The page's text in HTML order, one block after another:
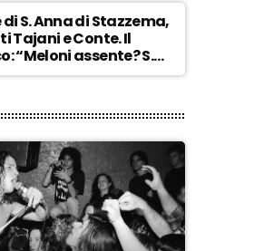
S. Anna di Stazzema,
Tajani e Conte. Il
“Meloni assente? S.
tutto l’anno…” –